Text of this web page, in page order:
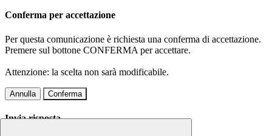
Conferma per accettazione
Per questa comunicazione è richiesta una conferma di accettazione.
Premere sul bottone CONFERMA per accettare.
Attenzione: la scelta non sarà modificabile.
Annulla Conferma
Invia risposta